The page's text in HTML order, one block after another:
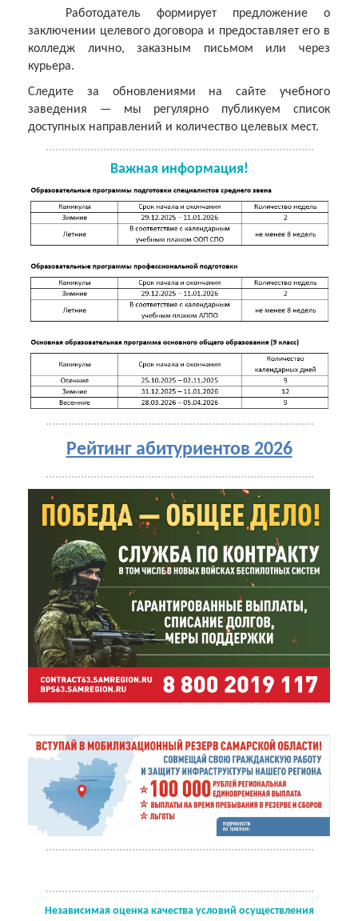
Работодатель формирует предложение о
заключении целевого договора и предоставляет его в
колледж лично, заказным письмом или через
курьера.
Следите за обновлениями на сайте учебного
заведения — мы регулярно публикуем список
доступных направлений и количество целевых мест.
Важная информация!
Рейтинг абитуриентов 2026
Независимая оценка качества условий осуществления